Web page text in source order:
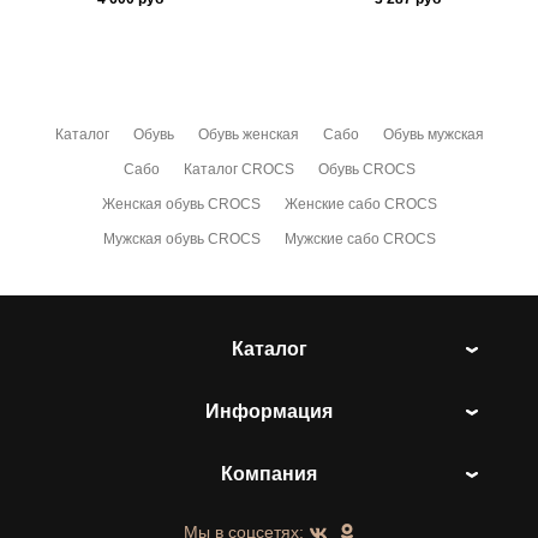
Каталог Обувь Обувь женская Сабо Обувь мужская
Сабо Каталог CROCS Обувь CROCS
Женская обувь CROCS Женские сабо CROCS
Мужская обувь CROCS Мужские сабо CROCS
Каталог
Информация
Компания
Мы в соцсетях: